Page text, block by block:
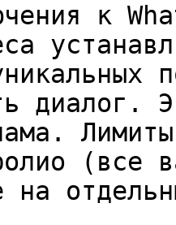
к
диалог.
Лимиты
(все